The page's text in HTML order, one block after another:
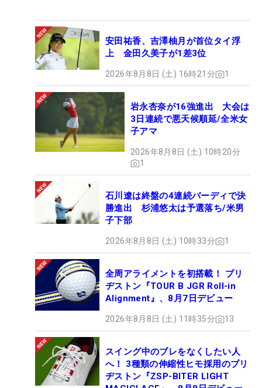
安田祐香、吉澤柚月が首位タイ浮
上 金田久美子が1差3位
2026年8月8日 (土) 16時21分 1
岩永杏奈が16強進出 大会は
3日連続で悪天候順延/全米女
子アマ
2026年8月8日 (土) 10時20分
1
石川遼は終盤の4連続バーディで決
勝進出 杉浦悠太は予選落ち/米男
子下部
2026年8月8日 (土) 10時33分 1
全周アライメントを初搭載！ ブリ
ヂストン『TOUR B JGR Roll-in
Alignment』、8月7日デビュー
2026年8月8日 (土) 11時35分 13
スイング中のブレをなくしたい人
へ！ 3種類の伸縮性ヒモ採用のブリ
ヂストン『ZSP-BITER LIGHT